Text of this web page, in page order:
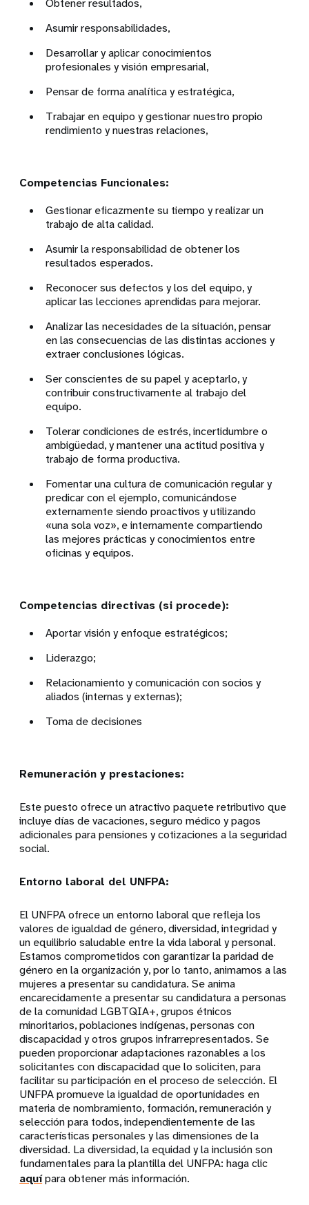
Obtener resultados,
Asumir responsabilidades,
Desarrollar y aplicar conocimientos
profesionales y visión empresarial,
Pensar de forma analítica y estratégica,
Trabajar en equipo y gestionar nuestro propio
rendimiento y nuestras relaciones,
Competencias Funcionales:
Gestionar eficazmente su tiempo y realizar un
trabajo de alta calidad.
Asumir la responsabilidad de obtener los
resultados esperados.
Reconocer sus defectos y los del equipo, y
aplicar las lecciones aprendidas para mejorar.
Analizar las necesidades de la situación, pensar
en las consecuencias de las distintas acciones y
extraer conclusiones lógicas.
Ser conscientes de su papel y aceptarlo, y
contribuir constructivamente al trabajo del
equipo.
Tolerar condiciones de estrés, incertidumbre o
ambigüedad, y mantener una actitud positiva y
trabajo de forma productiva.
Fomentar una cultura de comunicación regular y
predicar con el ejemplo, comunicándose
externamente siendo proactivos y utilizando
«una sola voz», e internamente compartiendo
las mejores prácticas y conocimientos entre
oficinas y equipos.
Competencias directivas (si procede):
Aportar visión y enfoque estratégicos;
Liderazgo;
Relacionamiento y comunicación con socios y
aliados (internas y externas);
Toma de decisiones
Remuneración y prestaciones:
Este puesto ofrece un atractivo paquete retributivo que
incluye días de vacaciones, seguro médico y pagos
adicionales para pensiones y cotizaciones a la seguridad
social.
Entorno laboral del UNFPA:
El UNFPA ofrece un entorno laboral que refleja los
valores de igualdad de género, diversidad, integridad y
un equilibrio saludable entre la vida laboral y personal.
Estamos comprometidos con garantizar la paridad de
género en la organización y, por lo tanto, animamos a las
mujeres a presentar su candidatura. Se anima
encarecidamente a presentar su candidatura a personas
de la comunidad LGBTQIA+, grupos étnicos
minoritarios, poblaciones indígenas, personas con
discapacidad y otros grupos infrarrepresentados. Se
pueden proporcionar adaptaciones razonables a los
solicitantes con discapacidad que lo soliciten, para
facilitar su participación en el proceso de selección. El
UNFPA promueve la igualdad de oportunidades en
materia de nombramiento, formación, remuneración y
selección para todos, independientemente de las
características personales y las dimensiones de la
diversidad. La diversidad, la equidad y la inclusión son
fundamentales para la plantilla del UNFPA: haga clic
aquípara obtener más información.